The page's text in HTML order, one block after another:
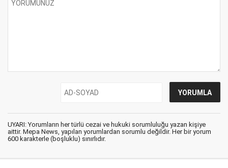
UYARI: Yorumların her türlü cezai ve hukuki sorumluluğu yazan kişiye
aittir. Mepa News, yapılan yorumlardan sorumlu değildir. Her bir yorum
600 karakterle (boşluklu) sınırlıdır.